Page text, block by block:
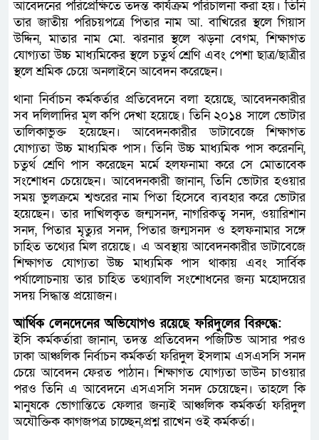
আবেদনের পরিপ্রেক্ষিতে তদন্ত কার্যক্রম পরিচালনা করা হয়। তিনি
তার জাতীয় পরিচয়পত্রে পিতার নাম আ. বাখিরের স্থলে গিয়াস
উদ্দিন, মাতার নাম মো. ঝরনার স্থলে ঝড়না বেগম, শিক্ষাগত
যোগ্যতা উচ্চ মাধ্যমিকের স্থলে চতুর্থ শ্রেণি এবং পেশা ছাত্র/ছাত্রীর
স্থলে শ্রমিক চেয়ে অনলাইনে আবেদন করেছেন।
থানা নির্বাচন কর্মকর্তার প্রতিবেদনে বলা হয়েছে, আবেদনকারীর
সব দলিলাদির মূল কপি দেখা হয়েছে। তিনি ২০১৪ সালে ভোটার
তালিকাভুক্ত হয়েছেন। আবেদনকারীর ডাটাবেজে শিক্ষাগত
যোগ্যতা উচ্চ মাধ্যমিক পাস। তিনি উচ্চ মাধ্যমিক পাস করেননি,
চতুর্থ শ্রেণি পাস করেছেন মর্মে হলফনামা করে সে মোতাবেক
সংশোধন চেয়েছেন। আবেদনকারী জানান, তিনি ভোটার হওয়ার
সময় ভুলক্রমে শ্বশুরের নাম পিতা হিসেবে ব্যবহার করে ভোটার
হয়েছেন। তার দাখিলকৃত জন্মসনদ, নাগরিকত্ব সনদ, ওয়ারিশান
সনদ, পিতার মৃত্যুর সনদ, পিতার জন্মসনদ ও হলফনামার সঙ্গে
চাহিত তথ্যের মিল রয়েছে। এ অবস্থায় আবেদনকারীর ডাটাবেজে
শিক্ষাগত যোগ্যতা উচ্চ মাধ্যমিক পাস থাকায় এবং সার্বিক
পর্যালোচনায় তার চাহিত তথ্যাবলি সংশোধনের জন্য মহোদয়ের
সদয় সিদ্ধান্ত প্রয়োজন।
আর্থিক লেনদেনের অভিযোগও রয়েছে ফরিদুলের বিরুদ্ধে:
ইসি কর্মকর্তারা জানান, তদন্ত প্রতিবেদন পজিটিভ আসার পরও
ঢাকা আঞ্চলিক নির্বাচন কর্মকর্তা ফরিদুল ইসলাম এসএসসি সনদ
চেয়ে আবেদন ফেরত পাঠান। শিক্ষাগত যোগ্যতা ডাউন চাওয়ার
পরও তিনি এ আবেদনে এসএসসি সনদ চেয়েছেন। তাহলে কি
মানুষকে ভোগান্তিতে ফেলার জন্যই আঞ্চলিক কর্মকর্তা ফরিদুল
অযৌক্তিক কাগজপত্র চাচ্ছেন,প্রশ্ন রাখেন ওই কর্মকর্তা।